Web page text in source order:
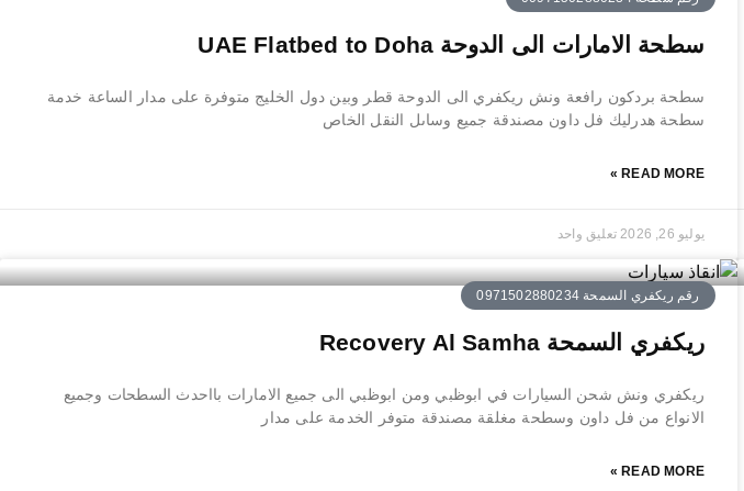
سطحة الامارات الى الدوحة UAE Flatbed to Doha
سطحة بردكون رافعة ونش ريكفري الى الدوحة قطر وبين دول الخليج متوفرة على مدار الساعة خدمة
سطحة هدرليك فل داون مصندقة جميع وساىل النقل الخاص
READ MORE »
يوليو 26, 2026 تعليق واحد
رقم ريكفري السمحة 0971502880234
ريكفري السمحة Recovery Al Samha
ريكفري ونش شحن السيارات في ابوظبي ومن ابوظبي الى جميع الامارات بااحدث السطحات وجميع
الانواع من فل داون وسطحة مغلقة مصندقة متوفر الخدمة على مدار
READ MORE »